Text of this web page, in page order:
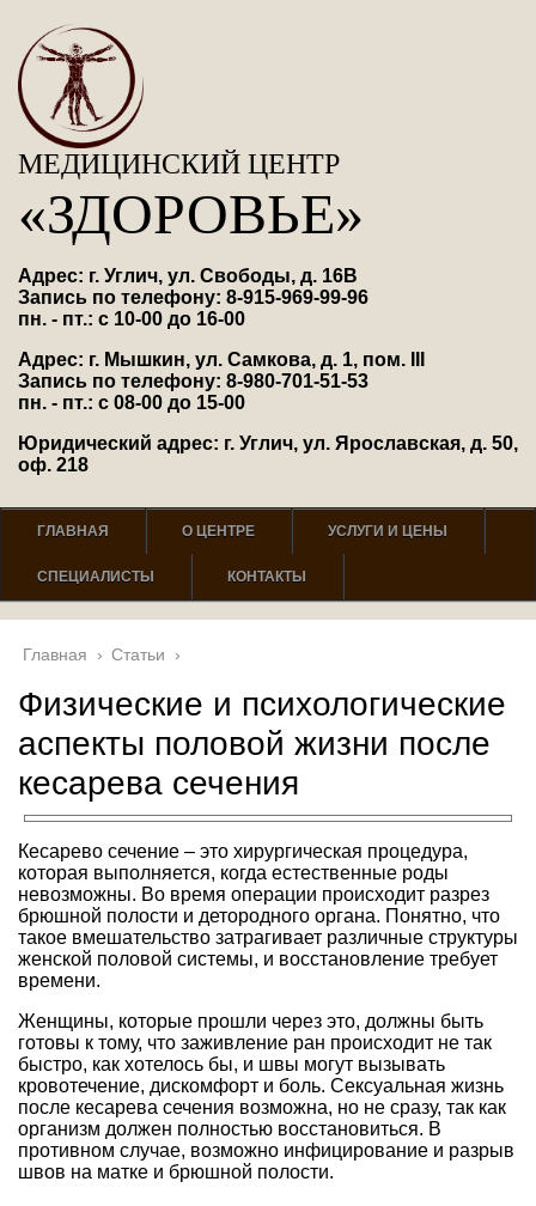
МЕДИЦИНСКИЙ ЦЕНТР
«ЗДОРОВЬЕ»
Адрес: г. Углич, ул. Свободы, д. 16В
Запись по телефону: 8-915-969-99-96
пн. - пт.: с 10-00 до 16-00
Адрес: г. Мышкин, ул. Самкова, д. 1, пом. III
Запись по телефону: 8-980-701-51-53
пн. - пт.: с 08-00 до 15-00
Юридический адрес: г. Углич, ул. Ярославская, д. 50,
оф. 218
ГЛАВНАЯ О ЦЕНТРЕ УСЛУГИ И ЦЕНЫ
СПЕЦИАЛИСТЫ КОНТАКТЫ
Главная › Статьи ›
Физические и психологические
аспекты половой жизни после
кесарева сечения
Кесарево сечение – это хирургическая процедура,
которая выполняется, когда естественные роды
невозможны. Во время операции происходит разрез
брюшной полости и детородного органа. Понятно, что
такое вмешательство затрагивает различные структуры
женской половой системы, и восстановление требует
времени.
Женщины, которые прошли через это, должны быть
готовы к тому, что заживление ран происходит не так
быстро, как хотелось бы, и швы могут вызывать
кровотечение, дискомфорт и боль. Сексуальная жизнь
после кесарева сечения возможна, но не сразу, так как
организм должен полностью восстановиться. В
противном случае, возможно инфицирование и разрыв
швов на матке и брюшной полости.